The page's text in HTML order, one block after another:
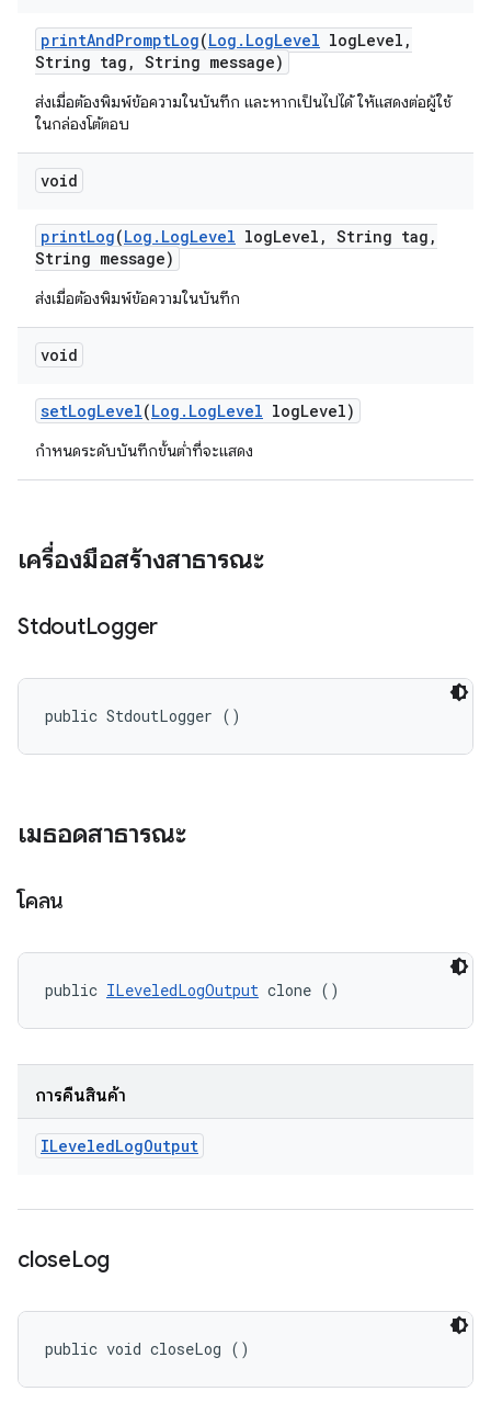
printAndPromptLog(Log . LogLevel logLevel ,
String tag , String message)
ส่งเมื่อต้องพิมพ์ข้อความในบันทึก และหากเป็นไปได้ ให้แสดงต่อผู้ใช้
ในกล่องโต้ตอบ
void
printLog(Log . LogLevel logLevel , String tag ,
String message)
ส่งเมื่อต้องพิมพ์ข้อความในบันทึก
void
setLogLevel(Log . LogLevel logLevel)
กำหนดระดับบันทึกขั้นต่ำที่จะแสดง
เครื่องมือสร้างสาธารณะ
StdoutLogger
public StdoutLogger ()
เมธอดสาธารณะ
โคลน
public ILeveledLogOutput clone ()
การคืนสินค้า
ILeveledLogOutput
closeLog
public void closeLog ()